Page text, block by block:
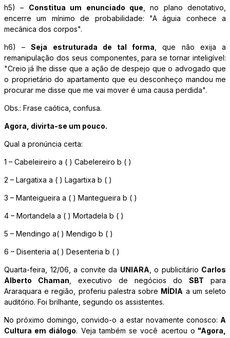
h5) – Constitua um enunciado que , no plano denotativo,
encerre um mínimo de probabilidade: "A águia conhece a
mecânica dos corpos".
h6) –Seja estruturada de tal forma , que não exija a
remanipulação dos seus componentes, para se tornar inteligível:
"Creio já lhe disse que a ação de despejo que o advogado que
o proprietário do apartamento que eu desconheço mandou me
procurar me disse que me vai mover é uma causa perdida".
Obs.: Frase caótica, confusa.
Agora, divirta-se um pouco.
Qual a pronúncia certa:
1 – Cabeleireiro a ( ) Cabelereiro b ( )
2 – Largatixa a ( ) Lagartixa b ( )
3 – Manteigueira a ( ) Mantegueira b ( )
4 – Mortandela a ( ) Mortadela b ( )
5 – Mendingo a( ) Mendigo b ( )
6 – Disenteria a( ) Desenteria b ( )
Quarta-feira, 12/06, a convite da UNIARA , o publicitário Carlos
Alberto Chaman , executivo de negócios do SBT para
Araraquara e região, proferiu palestra sobre MÍDIA a um seleto
auditório. Foi brilhante, segundo os assistentes.
No próximo domingo, convido-o a estar novamente conosco: A
Cultura em diálogo. Veja também se você acertou o "Agora,